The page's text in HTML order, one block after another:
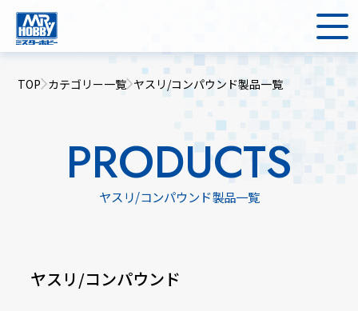
TOP カテゴリー一覧 ヤスリ/コンパウンド製品一覧
PRODUCTS
ヤスリ/コンパウンド製品一覧
ヤスリ/コンパウンド